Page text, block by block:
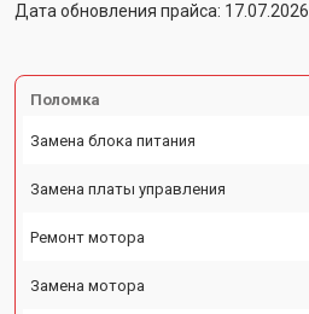
Дата обновления прайса: 17.07.2026
Поломка
Замена блока питания
Замена платы управления
Ремонт мотора
Замена мотора